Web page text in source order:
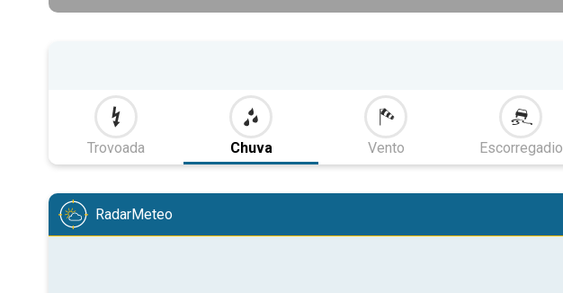
Trovoada Chuva Vento Escorregadio
RadarMeteo